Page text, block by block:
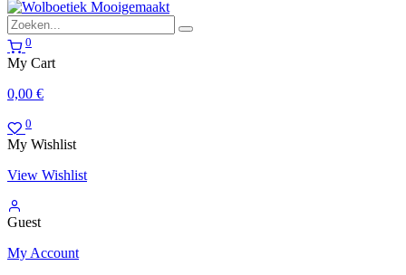
0
My Cart
0,00 €
0
My Wishlist
View Wishlist
Guest
My Account